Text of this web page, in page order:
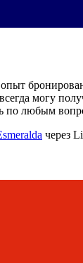
могу
по любым
через